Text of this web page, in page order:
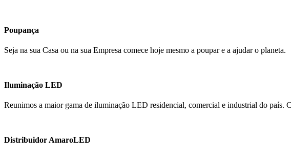
Poupança
Seja na sua Casa ou na sua Empresa comece hoje mesmo a poupar e a ajudar o planeta.
Iluminação LED
Reunimos a maior gama de iluminação LED residencial, comercial e industrial do país.
Distribuidor AmaroLED